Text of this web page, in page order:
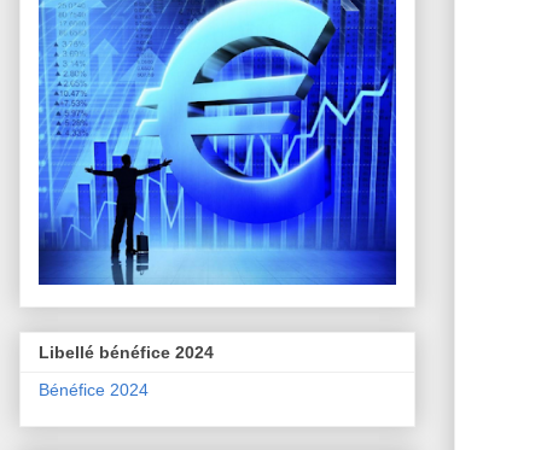
Libellé bénéfice 2024
Bénéfice 2024